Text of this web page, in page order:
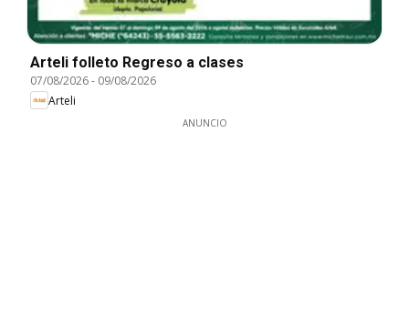
Arteli folleto Regreso a clases
07/08/2026- 09/08/2026
Arteli
ANUNCIO